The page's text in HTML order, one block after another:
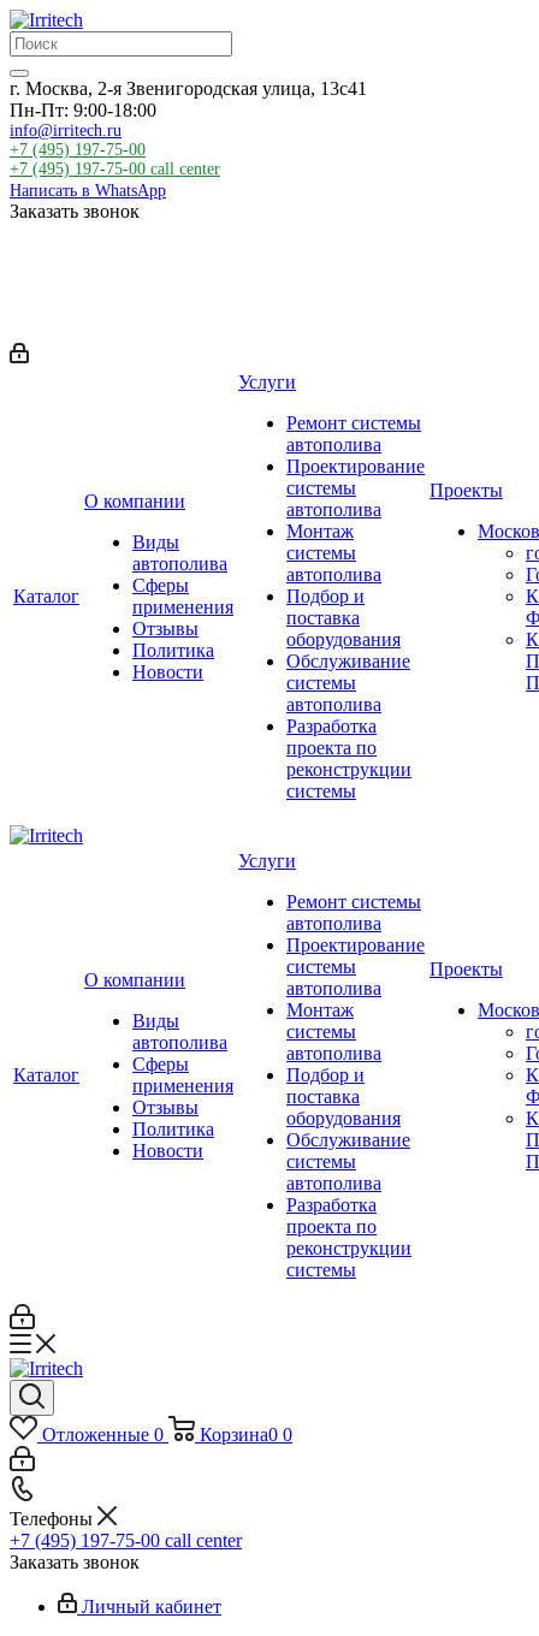
г. Москва, 2-я Звенигородская улица, 13с41
Пн-Пт: 9:00-18:00
info@irritech.ru
+7 (495) 197-75-00
+7 (495) 197-75-00 call center
Написать в WhatsApp
Заказать звонок
Каталог
О компании
Виды
автополива
Сферы
применения
Отзывы
Политика
Новости
Услуги
Ремонт системы
автополива
Проектирование
системы
автополива
Монтаж
системы
автополива
Подбор и
поставка
оборудования
Обслуживание
системы
автополива
Разработка
проекта по
реконструкции
системы
Проекты
Каталог
О компании
Виды
автополива
Сферы
применения
Отзывы
Политика
Новости
Услуги
Ремонт системы
автополива
Проектирование
системы
автополива
Монтаж
системы
автополива
Подбор и
поставка
оборудования
Обслуживание
системы
автополива
Разработка
проекта по
реконструкции
системы
Проекты
Отложенные 0 Корзина0 0
Телефоны
+7 (495) 197-75-00 call center
Заказать звонок
Личный кабинет